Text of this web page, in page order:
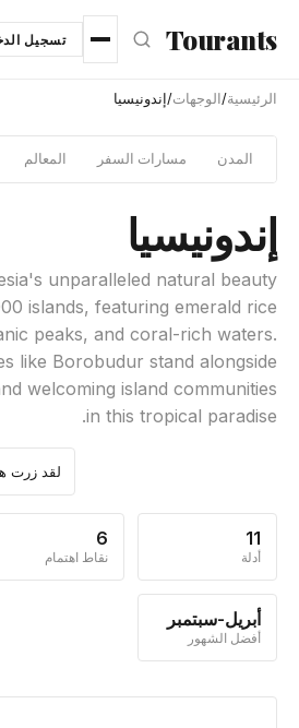
انتقل إلى المحتوى الرئيسي
Tourants تسجيل
الرئيسية/الوجهات/إندونيسيا
المعالم مسارات السفر المدن
إندونيسيا
unparalleled natural beauty
islands, featuring emerald rice
peaks, and coral-rich waters.
like Borobudur stand alongside
welcoming island communities
in this tropical paradise.
لقد زرت
11
أدلة
6
نقاط اهتمام
أبريل-سبتمبر
أفضل الشهور